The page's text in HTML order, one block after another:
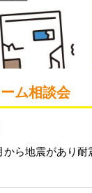
ム相談会
から地震があり耐